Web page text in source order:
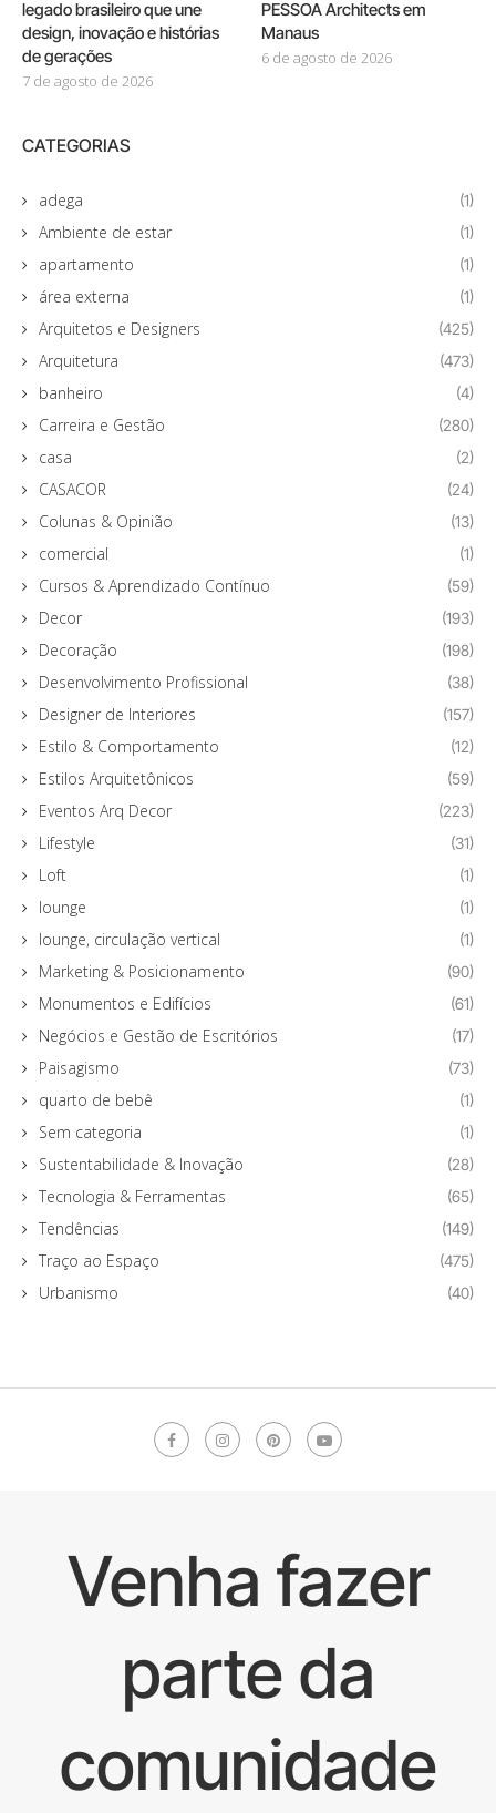
legado brasileiro que une
design, inovação e histórias
de gerações
7 de agosto de 2026
PESSOA Architects em
Manaus
6 de agosto de 2026
CATEGORIAS
adega (1)
Ambiente de estar (1)
apartamento (1)
área externa (1)
Arquitetos e Designers (425)
Arquitetura (473)
banheiro (4)
Carreira e Gestão (280)
casa (2)
CASACOR (24)
Colunas & Opinião (13)
comercial (1)
Cursos & Aprendizado Contínuo (59)
Decor (193)
Decoração (198)
Desenvolvimento Profissional (38)
Designer de Interiores (157)
Estilo & Comportamento (12)
Estilos Arquitetônicos (59)
Eventos Arq Decor (223)
Lifestyle (31)
Loft (1)
lounge (1)
lounge, circulação vertical (1)
Marketing & Posicionamento (90)
Monumentos e Edifícios (61)
Negócios e Gestão de Escritórios (17)
Paisagismo (73)
quarto de bebê (1)
Sem categoria (1)
Sustentabilidade & Inovação (28)
Tecnologia & Ferramentas (65)
Tendências (149)
Traço ao Espaço (475)
Urbanismo (40)
Venha fazer
parte da
comunidade